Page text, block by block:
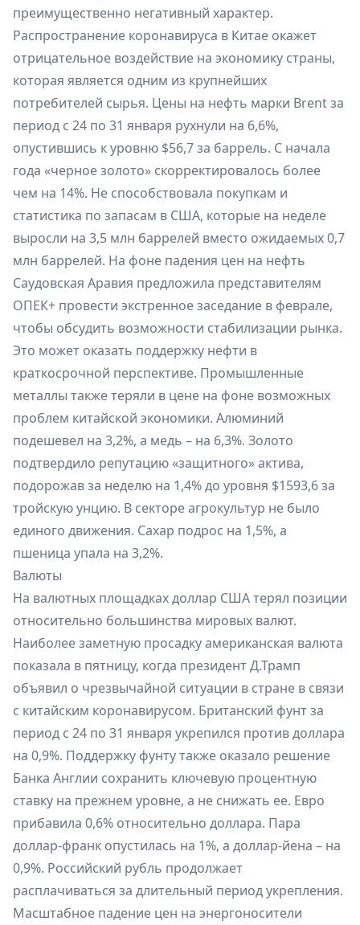
преимущественно негативный характер.
Распространение коронавируса в Китае окажет
отрицательное воздействие на экономику страны,
которая является одним из крупнейших
потребителей сырья. Цены на нефть марки Brent за
период с 24 по 31 января рухнули на 6,6%,
опустившись к уровню $56,7 за баррель. С начала
года «черное золото» скорректировалось более
чем на 14%. Не способствовала покупкам и
статистика по запасам в США, которые на неделе
выросли на 3,5 млн баррелей вместо ожидаемых 0,7
млн баррелей. На фоне падения цен на нефть
Саудовская Аравия предложила представителям
ОПЕК+ провести экстренное заседание в феврале,
чтобы обсудить возможности стабилизации рынка.
Это может оказать поддержку нефти в
краткосрочной перспективе. Промышленные
металлы также теряли в цене на фоне возможных
проблем китайской экономики. Алюминий
подешевел на 3,2%, а медь – на 6,3%. Золото
подтвердило репутацию «защитного» актива,
подорожав за неделю на 1,4% до уровня $1593,6 за
тройскую унцию. В секторе агрокультур не было
единого движения. Сахар подрос на 1,5%, а
пшеница упала на 3,2%.
Валюты
На валютных площадках доллар США терял позиции
относительно большинства мировых валют.
Наиболее заметную просадку американская валюта
показала в пятницу, когда президент Д.Трамп
объявил о чрезвычайной ситуации в стране в связи
с китайским коронавирусом. Британский фунт за
период с 24 по 31 января укрепился против доллара
на 0,9%. Поддержку фунту также оказало решение
Банка Англии сохранить ключевую процентную
ставку на прежнем уровне, а не снижать ее. Евро
прибавила 0,6% относительно доллара. Пара
доллар-франк опустилась на 1%, а доллар-йена – на
0,9%. Российский рубль продолжает
расплачиваться за длительный период укрепления.
Масштабное падение цен на энергоносители